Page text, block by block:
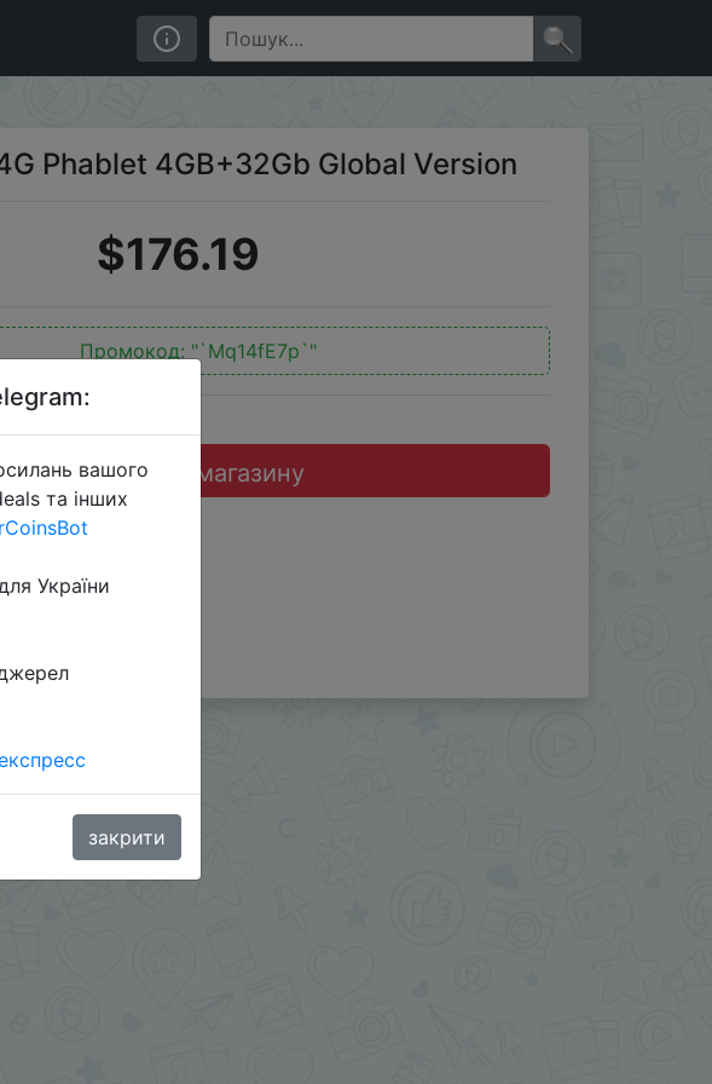
Phablet 4GB+32Gb Global Version
$176.19
Промокод: "`Mq14fE7p`"
Перейти до магазину
вашого
та інших
України
закрити